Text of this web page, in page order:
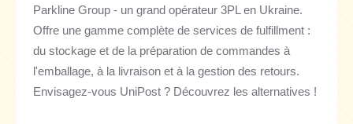
Parkline Group - un grand opérateur 3PL en Ukraine.
Offre une gamme complète de services de fulfillment :
du stockage et de la préparation de commandes à
l'emballage, à la livraison et à la gestion des retours.
Envisagez-vous UniPost ? Découvrez les alternatives !